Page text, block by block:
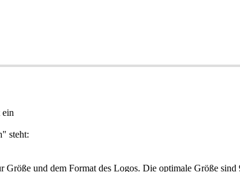
ein
steht:
und dem Format des Logos. Die optimale Größe sind